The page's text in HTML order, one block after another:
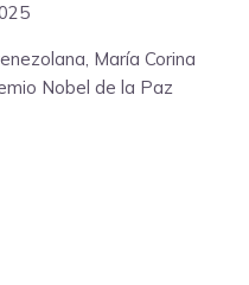
María Corina
Nobel de la Paz